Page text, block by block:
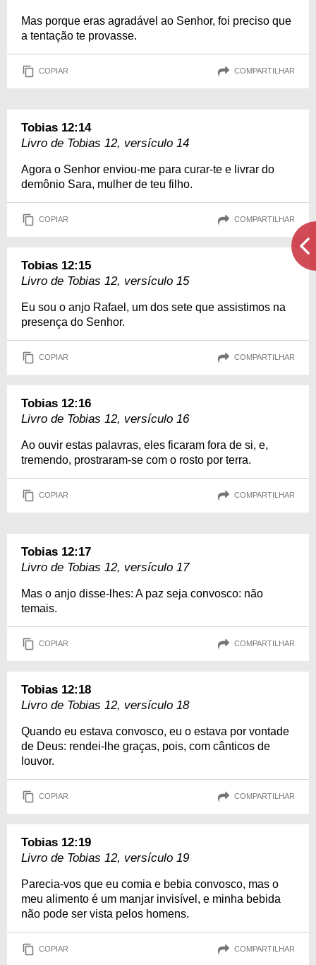
Mas porque eras agradável ao Senhor, foi preciso que
a tentação te provasse.
COPIAR COMPARTILHAR
Tobias 12:14
Livro de Tobias 12, versículo 14
Agora o Senhor enviou-me para curar-te e livrar do
demônio Sara, mulher de teu filho.
COPIAR COMPARTILHAR
Tobias 12:15
Livro de Tobias 12, versículo 15
Eu sou o anjo Rafael, um dos sete que assistimos na
presença do Senhor.
COPIAR COMPARTILHAR
Tobias 12:16
Livro de Tobias 12, versículo 16
Ao ouvir estas palavras, eles ficaram fora de si, e,
tremendo, prostraram-se com o rosto por terra.
COPIAR COMPARTILHAR
Tobias 12:17
Livro de Tobias 12, versículo 17
Mas o anjo disse-lhes: A paz seja convosco: não
temais.
COPIAR COMPARTILHAR
Tobias 12:18
Livro de Tobias 12, versículo 18
Quando eu estava convosco, eu o estava por vontade
de Deus: rendei-lhe graças, pois, com cânticos de
louvor.
COPIAR COMPARTILHAR
Tobias 12:19
Livro de Tobias 12, versículo 19
Parecia-vos que eu comia e bebia convosco, mas o
meu alimento é um manjar invisível, e minha bebida
não pode ser vista pelos homens.
COPIAR COMPARTILHAR